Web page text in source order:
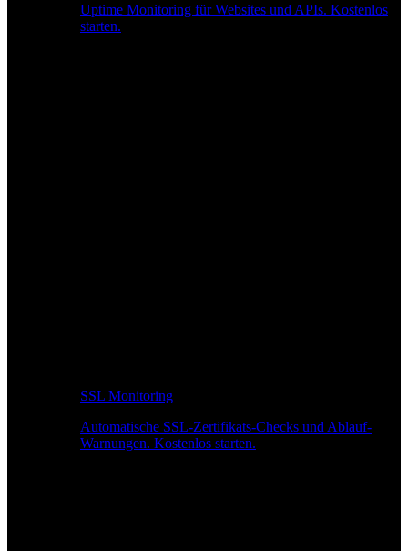
Uptime Monitoring für Websites und APIs. Kostenlos
starten.
SSL Monitoring
Automatische SSL-Zertifikats-Checks und Ablauf-
Warnungen. Kostenlos starten.